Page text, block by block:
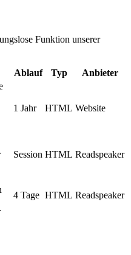
Funktion unserer
Ablauf Typ Anbieter
1 Jahr HTML Website
Session HTML Readspeaker
4 Tage HTML Readspeaker